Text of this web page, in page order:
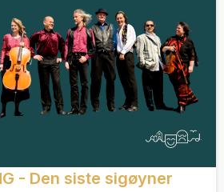
- Den siste sigøyner